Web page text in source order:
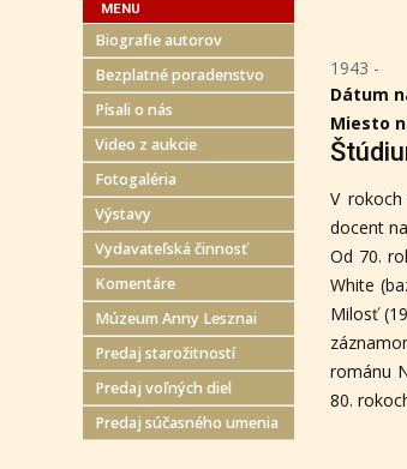
MENU
Biografie autorov
Bezplatné poradenstvo
Písali o nás
Video z aukcie
Fotogaléria
Výstavy
Vydavateľská činnosť
Komentáre
Múzeum Anny Lesznai
Predaj starožitností
Predaj voľných diel
Predaj súčasného umenia
1943 -
Dátum
Miesto
V
docent
Od 70.
White
Milosť
románu
80.